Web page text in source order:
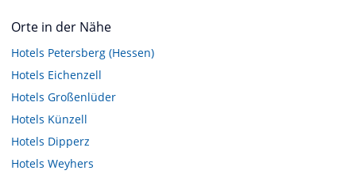
Orte in der Nähe
Hotels Petersberg (Hessen)
Hotels Eichenzell
Hotels Großenlüder
Hotels Künzell
Hotels Dipperz
Hotels Weyhers